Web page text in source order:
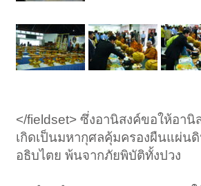
</fieldset> ซึ่งอานิสงค์ขอให้อานิ
เกิดเป็นมหากุศลคุ้มครองผืนแผ่น
อธิบไตย พ้นจากภัยพิบัติทั้งปวง